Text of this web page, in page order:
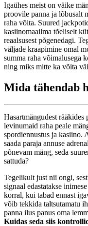
Igaühes meist on väike
proovile panna ja lõbusalt
raha võita. Suured
kasiinomaailma tõeliselt
reaalsusest põgenedagi.
väljade kraapimine omal
summa raha võimalusega
ning miks mitte ka võita
Mida tähendab
Hasartmängudest rääkides
levinumaid raha peale
spordiennustus ja kasiino.
saada paraja annuse
põnevam mäng, seda
sattuda?
Tegelikult just nii ongi,
signaal edastatakse
korral, kui tabad ennast
võib tekkida taltsutamatu
panna ilus panus oma
Kuidas seda siis